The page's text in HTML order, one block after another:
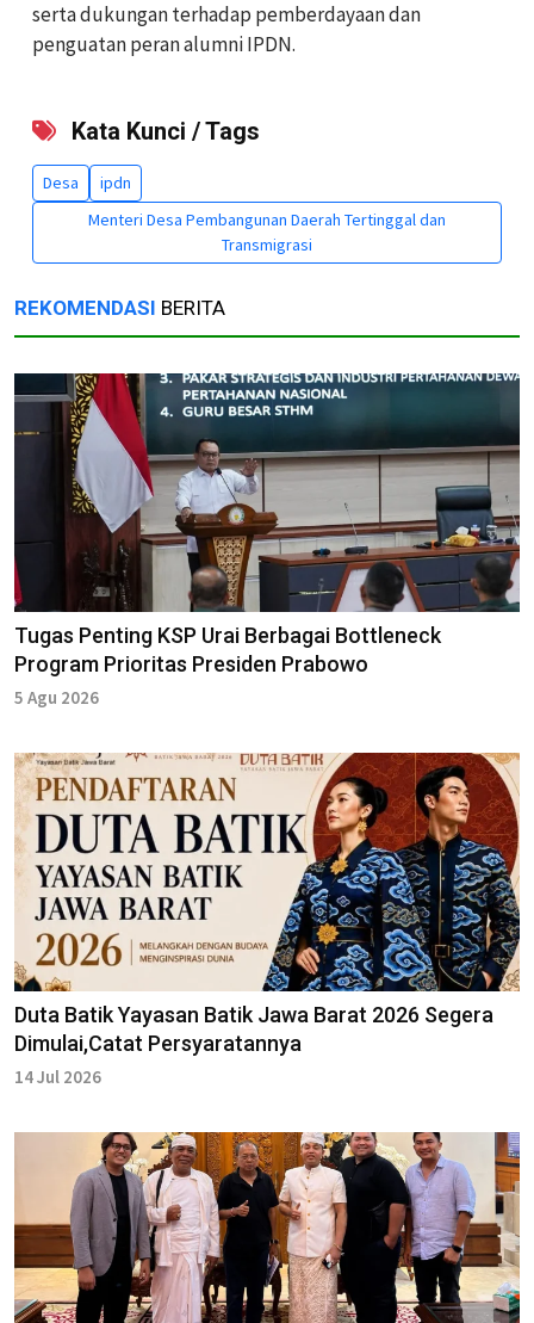
serta dukungan terhadap pemberdayaan dan
penguatan peran alumni IPDN.
Kata Kunci / Tags
Desa
ipdn
Menteri Desa Pembangunan Daerah Tertinggal dan
Transmigrasi
REKOMENDASI BERITA
Tugas Penting KSP Urai Berbagai Bottleneck
Program Prioritas Presiden Prabowo
5 Agu 2026
Duta Batik Yayasan Batik Jawa Barat 2026 Segera
Dimulai,Catat Persyaratannya
14 Jul 2026